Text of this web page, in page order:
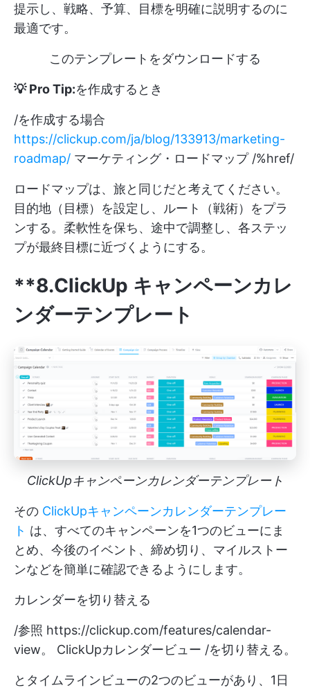
提示し、戦略、予算、目標を明確に説明するのに
最適です。
このテンプレートをダウンロードする
💡 Pro Tip:を作成するとき
/を作成する場合
https://clickup.com/ja/blog/133913/marketing-
roadmap/ マーケティング・ロードマップ /%href/
ロードマップは、旅と同じだと考えてください。
目的地（目標）を設定し、ルート（戦術）をプラ
ンする。柔軟性を保ち、途中で調整し、各ステッ
プが最終目標に近づくようにする。
**8.ClickUp キャンペーンカレ
ンダーテンプレート
ClickUpキャンペーンカレンダーテンプレート
その ClickUpキャンペーンカレンダーテンプレー
ト は、すべてのキャンペーンを1つのビューにま
とめ、今後のイベント、締め切り、マイルストー
ンなどを簡単に確認できるようにします。
カレンダーを切り替える
/参照 https://clickup.com/features/calendar-
view。
ClickUpカレンダービュー /を切り替える。
とタイムラインビューの2つのビューがあり、1日